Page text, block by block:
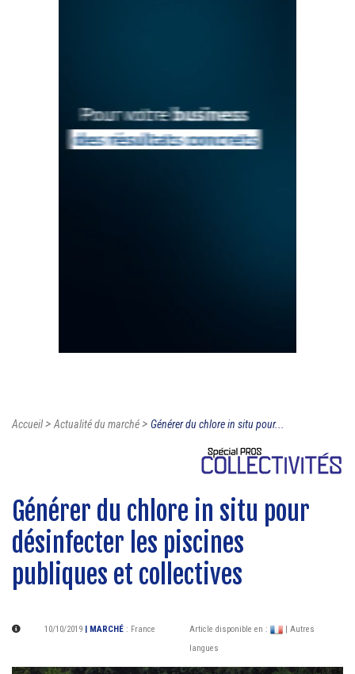
Accueil>Actualité du marché> Générer du chlore in situ pour...
Générer du chlore in situ pour
désinfecter les piscines
publiques et collectives
10/10/2019 | MARCHÉ : France Article disponible en :
| Autres
langues